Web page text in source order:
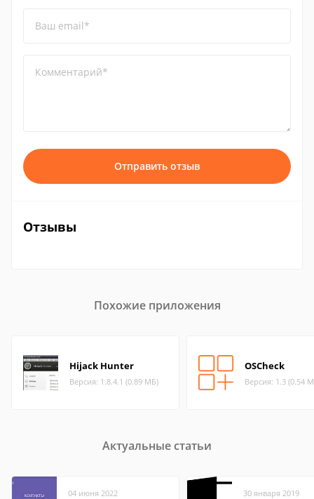
Ваш email*
Комментарий*
Отправить отзыв
Отзывы
Похожие приложения
Hijack Hunter
Версия: 1.8.4.1 (0.89 МБ)
OSCheck
Версия: 1.3 (0.54
Актуальные статьи
04 июня 2022 30 января 2019